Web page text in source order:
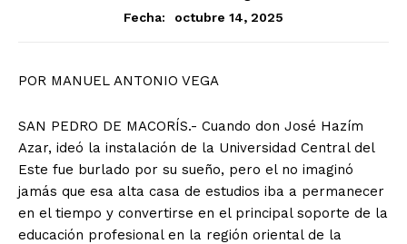
Fecha:
octubre 14, 2025
POR MANUEL ANTONIO VEGA
SAN PEDRO DE MACORÍS.- Cuando don José Hazím
Azar, ideó la instalación de la Universidad Central del
Este fue burlado por su sueño, pero el no imaginó
jamás que esa alta casa de estudios iba a permanecer
en el tiempo y convertirse en el principal soporte de la
educación profesional en la región oriental de la